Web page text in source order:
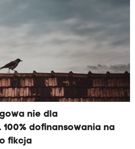
węglem w Krakowie mogłyby
2019 roku.
nie dla
dofinansowania na
fikcja